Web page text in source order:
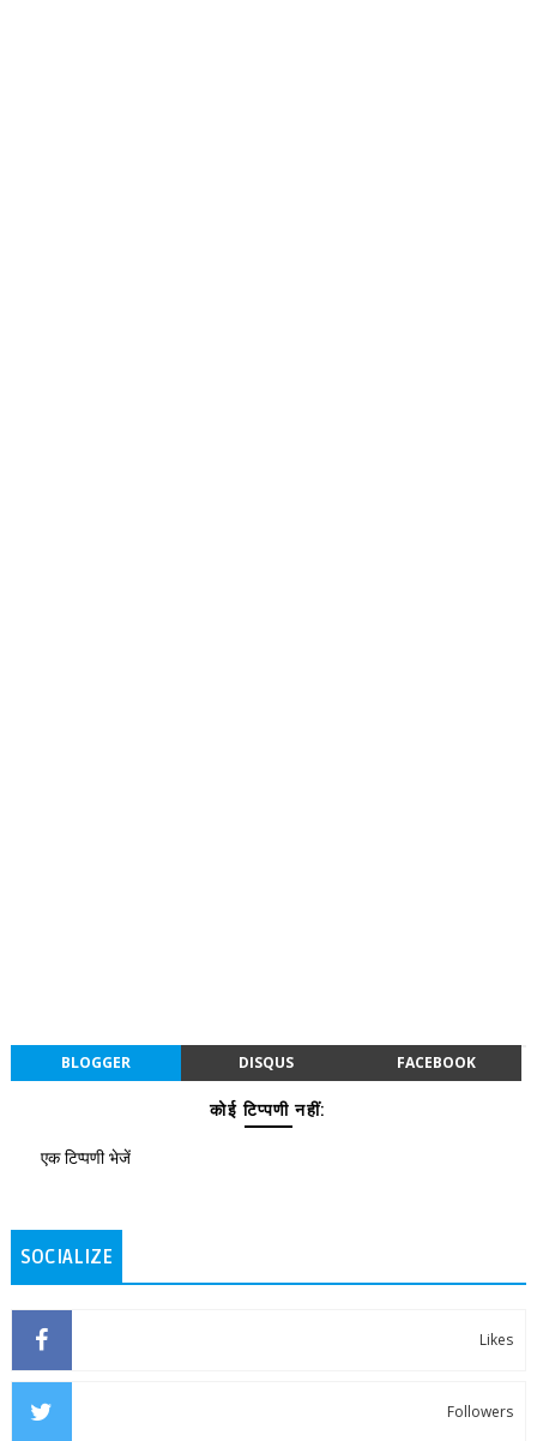
BLOGGER DISQUS FACEBOOK
कोई टिप्पणी नहीं:
एक टिप्पणी भेजें
SOCIALIZE
Likes
Followers